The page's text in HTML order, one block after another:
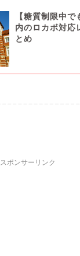
【糖質制限中
内のロカボ対応
とめ
スポンサーリンク